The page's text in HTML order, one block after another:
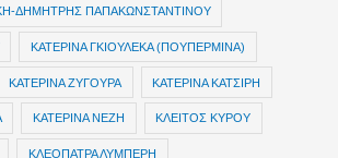
ΔΗΜΗΤΡΗΣ ΠΑΠΑΚΩΝΣΤΑΝΤΙΝΟΥ
ΚΑΤΕΡΙΝΑ ΓΚΙΟΥΛΕΚΑ (ΠΟΥΠΕΡΜΙΝΑ)
ΚΑΤΕΡΙΝΑ ΖΥΓΟΥΡΑ ΚΑΤΕΡΙΝΑ ΚΑΤΣΙΡΗ
ΚΑΤΕΡΙΝΑ ΝΕΖΗ ΚΛΕΙΤΟΣ ΚΥΡΟΥ
ΚΛΕΟΠΑΤΡΑ ΛΥΜΠΕΡΗ